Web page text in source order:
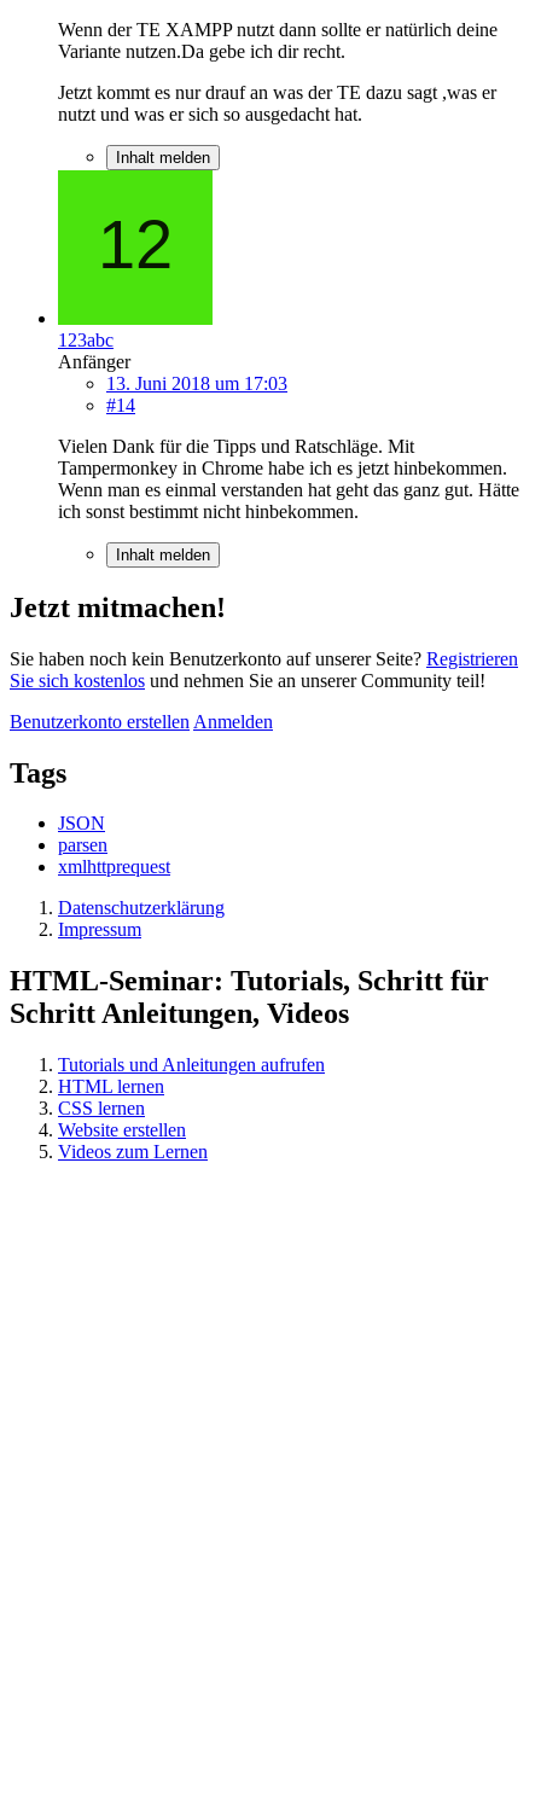
Wenn der TE XAMPP nutzt dann sollte er natürlich deine
Variante nutzen.Da gebe ich dir recht.
Jetzt kommt es nur drauf an was der TE dazu sagt ,was er
nutzt und was er sich so ausgedacht hat.
Inhalt melden
123abc
Anfänger
13. Juni 2018 um 17:03
#14
Vielen Dank für die Tipps und Ratschläge. Mit
Tampermonkey in Chrome habe ich es jetzt hinbekommen.
Wenn man es einmal verstanden hat geht das ganz gut. Hätte
ich sonst bestimmt nicht hinbekommen.
Inhalt melden
Jetzt mitmachen!
Sie haben noch kein Benutzerkonto auf unserer Seite? Registrieren
Sie sich kostenlos und nehmen Sie an unserer Community teil!
Benutzerkonto erstellen Anmelden
Tags
JSON
parsen
xmlhttprequest
Datenschutzerklärung
Impressum
HTML-Seminar: Tutorials, Schritt für
Schritt Anleitungen, Videos
Tutorials und Anleitungen aufrufen
HTML lernen
CSS lernen
Website erstellen
Videos zum Lernen